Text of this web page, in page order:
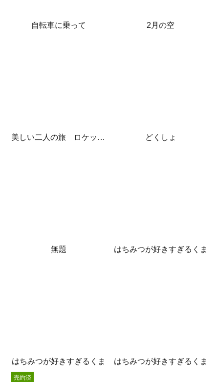
自転車に乗って 2月の空
美しい二人の旅 ロケット発射 どくしょ
無題 はちみつが好きすぎるくま
はちみつが好きすぎるくま はちみつが好きすぎるくま
売約済